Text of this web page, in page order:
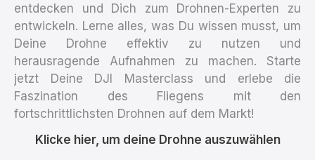
entdecken und Dich zum Drohnen-Experten zu
entwickeln. Lerne alles, was Du wissen musst, um
Deine Drohne effektiv zu nutzen und
herausragende Aufnahmen zu machen. Starte
jetzt Deine DJI Masterclass und erlebe die
Faszination des Fliegens mit den
fortschrittlichsten Drohnen auf dem Markt!
Klicke
hier,
Klicke hier, um deine Drohne auszuwählen